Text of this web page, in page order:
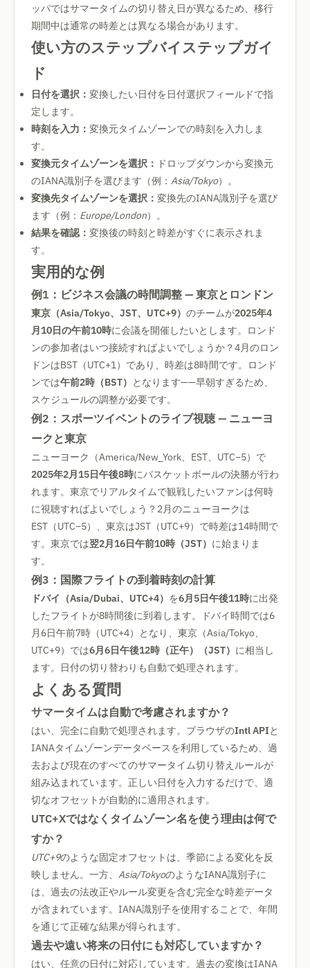
ッパではサマータイムの切り替え日が異なるため、移行
期間中は通常の時差とは異なる場合があります。
使い方のステップバイステップガイ
ド
日付を選択： 変換したい日付を日付選択フィールドで指
定します。
時刻を入力： 変換元タイムゾーンでの時刻を入力しま
す。
変換元タイムゾーンを選択： ドロップダウンから変換元
のIANA識別子を選びます（例： Asia/Tokyo）。
変換先タイムゾーンを選択： 変換先のIANA識別子を選び
ます（例： Europe/London）。
結果を確認： 変換後の時刻と時差がすぐに表示されま
す。
実用的な例
例1：ビジネス会議の時間調整 — 東京とロンドン
東京（Asia/Tokyo、JST、UTC+9） のチームが2025年4
月10日の午前10時に会議を開催したいとします。ロンド
ンの参加者はいつ接続すればよいでしょうか？4月のロン
ドンはBST（UTC+1）であり、時差は8時間です。ロンド
ンでは午前2時（BST） となります——早朝すぎるため、
スケジュールの調整が必要です。
例2：スポーツイベントのライブ視聴 — ニューヨ
ークと東京
ニューヨーク（America/New_York、EST、UTC−5）で
2025年2月15日午後8時にバスケットボールの決勝が行わ
れます。東京でリアルタイムで観戦したいファンは何時
に視聴すればよいでしょう？2月のニューヨークは
EST（UTC−5）、東京はJST（UTC+9）で時差は14時間で
す。東京では翌2月16日午前10時（JST） に始まりま
す。
例3：国際フライトの到着時刻の計算
ドバイ（Asia/Dubai、UTC+4） を6月5日午後11時に出発
したフライトが8時間後に到着します。ドバイ時間では6
月6日午前7時（UTC+4）となり、東京（Asia/Tokyo、
UTC+9）では6月6日午後12時（正午）（JST） に相当し
ます。日付の切り替わりも自動で処理されます。
よくある質問
サマータイムは自動で考慮されますか？
はい、完全に自動で処理されます。ブラウザのIntl APIと
IANAタイムゾーンデータベースを利用しているため、過
去および現在のすべてのサマータイム切り替えルールが
組み込まれています。正しい日付を入力するだけで、適
切なオフセットが自動的に適用されます。
UTC+Xではなくタイムゾーン名を使う理由は何で
すか？
UTC+9のような固定オフセットは、季節による変化を反
映しません。一方、 Asia/TokyoのようなIANA識別子に
は、過去の法改正やルール変更を含む完全な時差データ
が含まれています。IANA識別子を使用することで、年間
を通じて正確な結果が得られます。
過去や遠い将来の日付にも対応していますか？
はい、任意の日付に対応しています。過去の変換はIANA